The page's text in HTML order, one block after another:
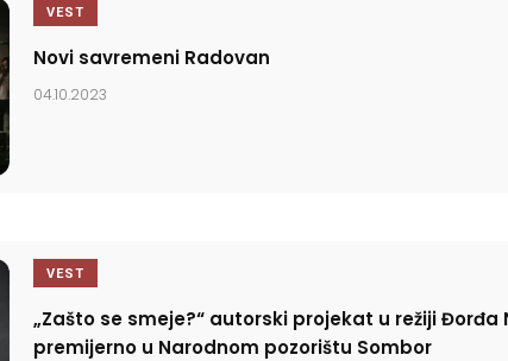
VEST
Novi savremeni Radovan
04.10.2023
VEST
„Zašto se smeje?“ autorski projekat u režiji Đorđa
premijerno u Narodnom pozorištu Sombor